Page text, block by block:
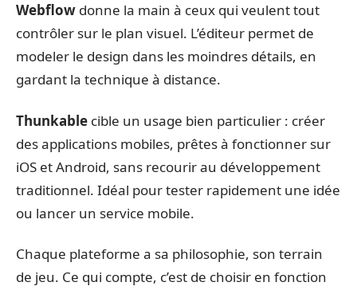
Webflow donne la main à ceux qui veulent tout
contrôler sur le plan visuel. L’éditeur permet de
modeler le design dans les moindres détails, en
gardant la technique à distance.
Thunkable cible un usage bien particulier : créer
des applications mobiles, prêtes à fonctionner sur
iOS et Android, sans recourir au développement
traditionnel. Idéal pour tester rapidement une idée
ou lancer un service mobile.
Chaque plateforme a sa philosophie, son terrain
de jeu. Ce qui compte, c’est de choisir en fonction